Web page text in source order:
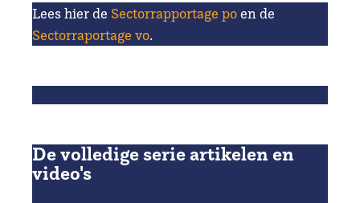
Lees hier de Sectorrapportage poen de
Sectorraportage vo.
De volledige serie artikelen en
video's